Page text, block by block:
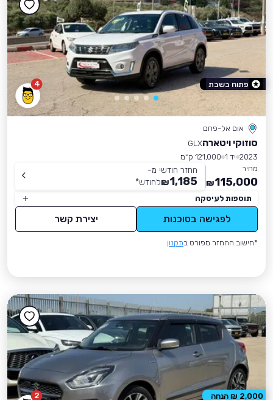
4
אום אל-פחם
סוזוקי ויטארהGLX
2023 יד 1
121,000 ק״מ
מחיר
115,000
₪
החזר חודשי מ-
1,185
₪לחודש*
תוספות לעיסקה
לפגישה בסוכנות יצירת קשר
*חישוב ההחזר מפורט בתקנון
פתוח בשבת
2 2,000 ₪ הנחה